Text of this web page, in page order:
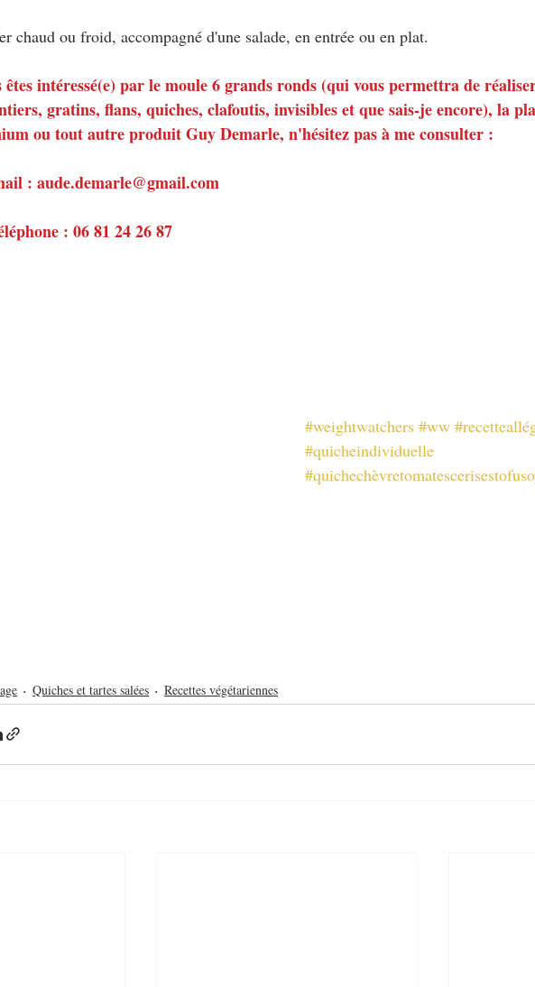
chaud ou froid, accompagné d'une salade, en entrée ou en plat.
êtes intéressé(e) par le moule 6 grands ronds (qui vous permettra de
gratins, flans, quiches, clafoutis, invisibles et que sais-je encore), la
ou tout autre produit Guy Demarle, n'hésitez pas à me consulter :
: aude.demarle@gmail.com
: 06 81 24 26 87
#weightwatchers #ww
#quicheindividuelle
Quiches et tartes salées Recettes végétariennes